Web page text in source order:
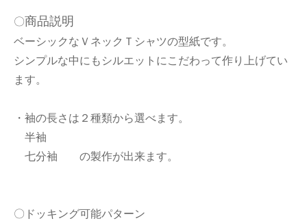
〇商品説明
ベーシックなＶネックＴシャツの型紙です。
シンプルな中にもシルエットにこだわって作り上げてい
ます。
・袖の長さは２種類から選べます。
半袖
七分袖 の製作が出来ます。
〇ドッキング可能パターン